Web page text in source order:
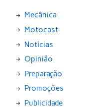
Mecânica
Motocast
Notícias
Opinião
Preparação
Promoções
Publicidade